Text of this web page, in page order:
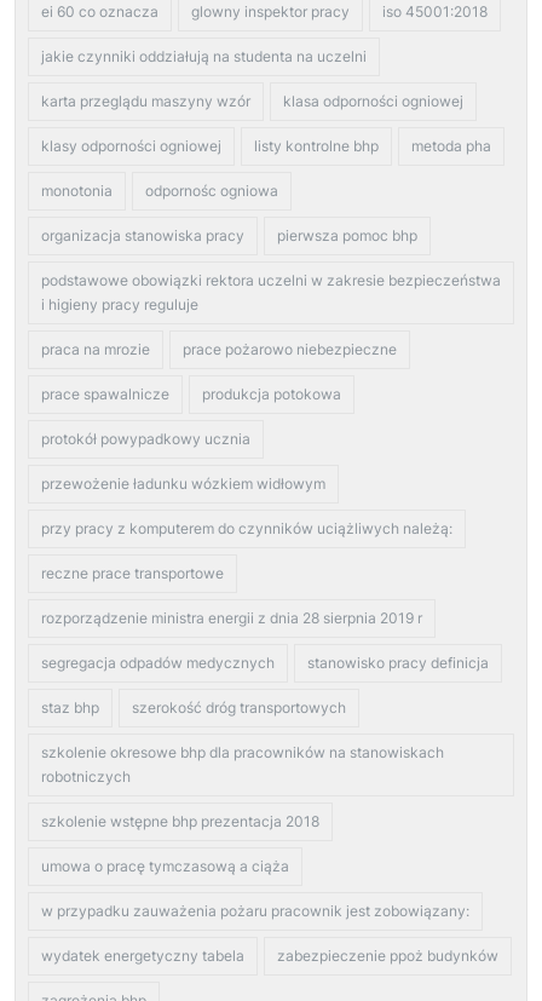
ei 60 co oznacza glowny inspektor pracy iso 45001:2018
jakie czynniki oddziałują na studenta na uczelni
karta przeglądu maszyny wzór klasa odporności ogniowej
klasy odporności ogniowej listy kontrolne bhp metoda pha
monotonia odpornośc ogniowa
organizacja stanowiska pracy pierwsza pomoc bhp
podstawowe obowiązki rektora uczelni w zakresie bezpieczeństwa
i higieny pracy reguluje
praca na mrozie prace pożarowo niebezpieczne
prace spawalnicze produkcja potokowa
protokół powypadkowy ucznia
przewożenie ładunku wózkiem widłowym
przy pracy z komputerem do czynników uciążliwych należą:
reczne prace transportowe
rozporządzenie ministra energii z dnia 28 sierpnia 2019 r
segregacja odpadów medycznych stanowisko pracy definicja
staz bhp szerokość dróg transportowych
szkolenie okresowe bhp dla pracowników na stanowiskach
robotniczych
szkolenie wstępne bhp prezentacja 2018
umowa o pracę tymczasową a ciąża
w przypadku zauważenia pożaru pracownik jest zobowiązany:
wydatek energetyczny tabela zabezpieczenie ppoż budynków